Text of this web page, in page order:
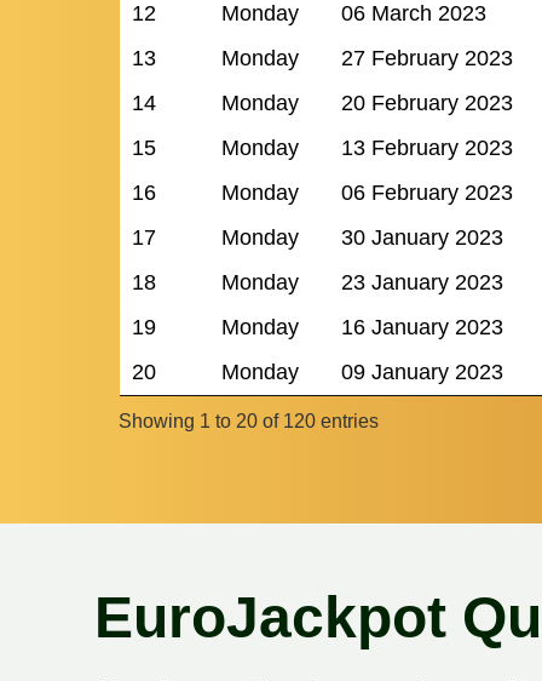
12
Monday
06 March 2023
13
Monday
27 February 2023
14
Monday
20 February 2023
15
Monday
13 February 2023
16
Monday
06 February 2023
17
Monday
30 January 2023
18
Monday
23 January 2023
19
Monday
16 January 2023
20
Monday 09 January 2023
Showing 1 to 20 of 120 entries
EuroJackpot